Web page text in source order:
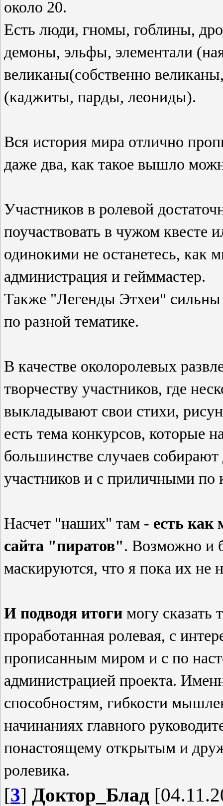
около 20.
Есть люди, гномы, гоблины,
демоны, эльфы, элементали
великаны(собственно
(каджиты, парды, леониды).
Вся история мира отлично
даже два, как такое вышло
Участников в ролевой
поучаствовать в чужом квесте
одинокими не останетесь, как
администрация и гейммастер.
Также "Легенды Этхеи"
по разной тематике.
В качестве околоролевых
творчеству участников, где
выкладывают свои стихи,
есть тема конкурсов, которые
большинстве случаев
участников и с приличными по
Насчет "наших" там - есть как
сайта "пиратов". Возможно и
маскируются, что я пока их не
И подводя итоги могу сказать
проработанная ролевая, с
прописанным миром и с по
администрацией проекта.
способностям, гибкости
начинаниях главного
понастоящему открытым и
ролевика.
[3] Доктор_Блад